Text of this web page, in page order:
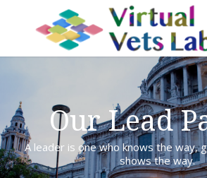
Our Lead
A leader is one who knows the way,
shows the way.